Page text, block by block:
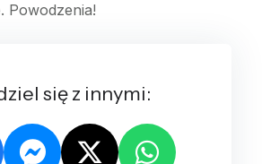
Powodzenia!
się z innymi: